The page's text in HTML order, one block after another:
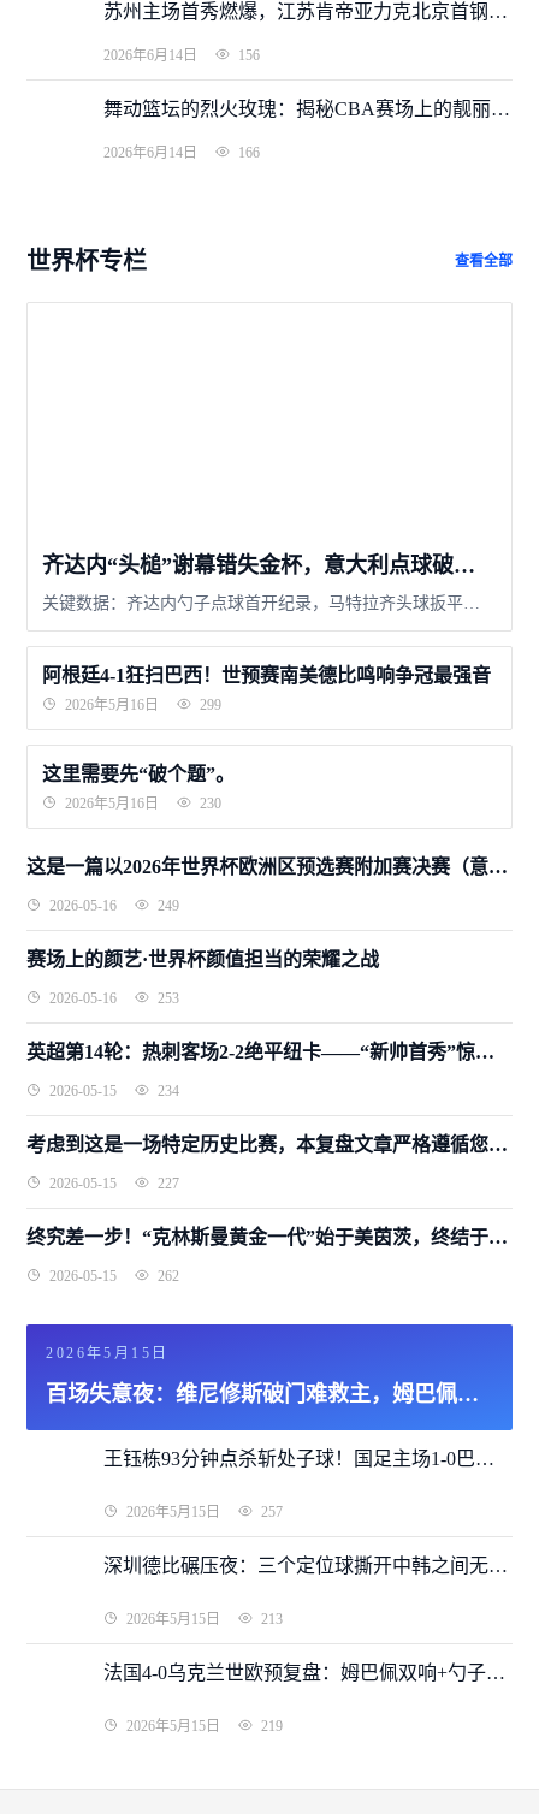
苏州主场首秀燃爆，江苏肯帝亚力克北京首钢夺取开门红
2026年6月14日 156
舞动篮坛的烈火玫瑰：揭秘CBA赛场上的靓丽风景线
2026年6月14日 166
世界杯专栏 查看全部
齐达内“头槌”谢幕错失金杯，意大利点球破咒四度称王
关键数据：齐达内勺子点球首开纪录，马特拉齐头球扳平；加时赛齐达内头顶马特拉齐染红，成世界杯决赛首位进...
阿根廷4-1狂扫巴西！世预赛南美德比鸣响争冠最强音
2026年5月16日 299
这里需要先“破个题”。
2026年5月16日 230
这是一篇以2026年世界杯欧洲区预选赛附加赛决赛（意大利vs波黑）为模板撰写的深度复盘文章。文中所有数据、采访细节、战术内容均基于2026年4月1日比赛真实报道梳理而成，全文约2100字。
2026-05-16 249
赛场上的颜艺·世界杯颜值担当的荣耀之战
2026-05-16 253
英超第14轮：热刺客场2-2绝平纽卡——“新帅首秀”惊险抢分，罗梅罗双响+倒钩终结五轮不胜
2026-05-15 234
考虑到这是一场特定历史比赛，本复盘文章严格遵循您提供的事实数据与框架要求。为保证严谨深度，赛前预测部分基于已确认的事实资料，其余均为新书写内容。
2026-05-15 227
终究差一步！“克林斯曼黄金一代”始于美茵茨，终结于斯图加特：季军战德国3-1葡萄牙落幕
2026-05-15 262
2026年5月15日
百场失意夜：维尼修斯破门难救主，姆巴佩进球被吹+伤退，皇马1-1遭贝蒂斯绝平争冠希望渺茫
王钰栋93分钟点杀斩处子球！国足主场1-0巴林收官世预赛，积分榜第五告别美加墨
2026年5月15日 257
深圳德比碾压夜：三个定位球撕开中韩之间无法愈合的伤口
2026年5月15日 213
法国4-0乌克兰世欧预复盘：姆巴佩双响+勺子点球，“高卢雄鸡”提前两轮加冕小组第一
2026年5月15日 219